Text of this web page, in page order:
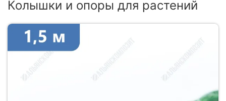
Колышки и опоры для растений